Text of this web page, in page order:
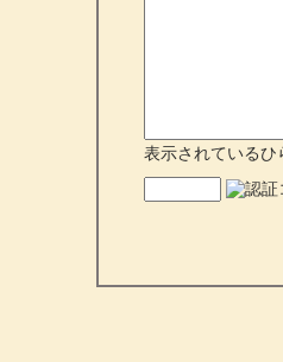
表示されているひ